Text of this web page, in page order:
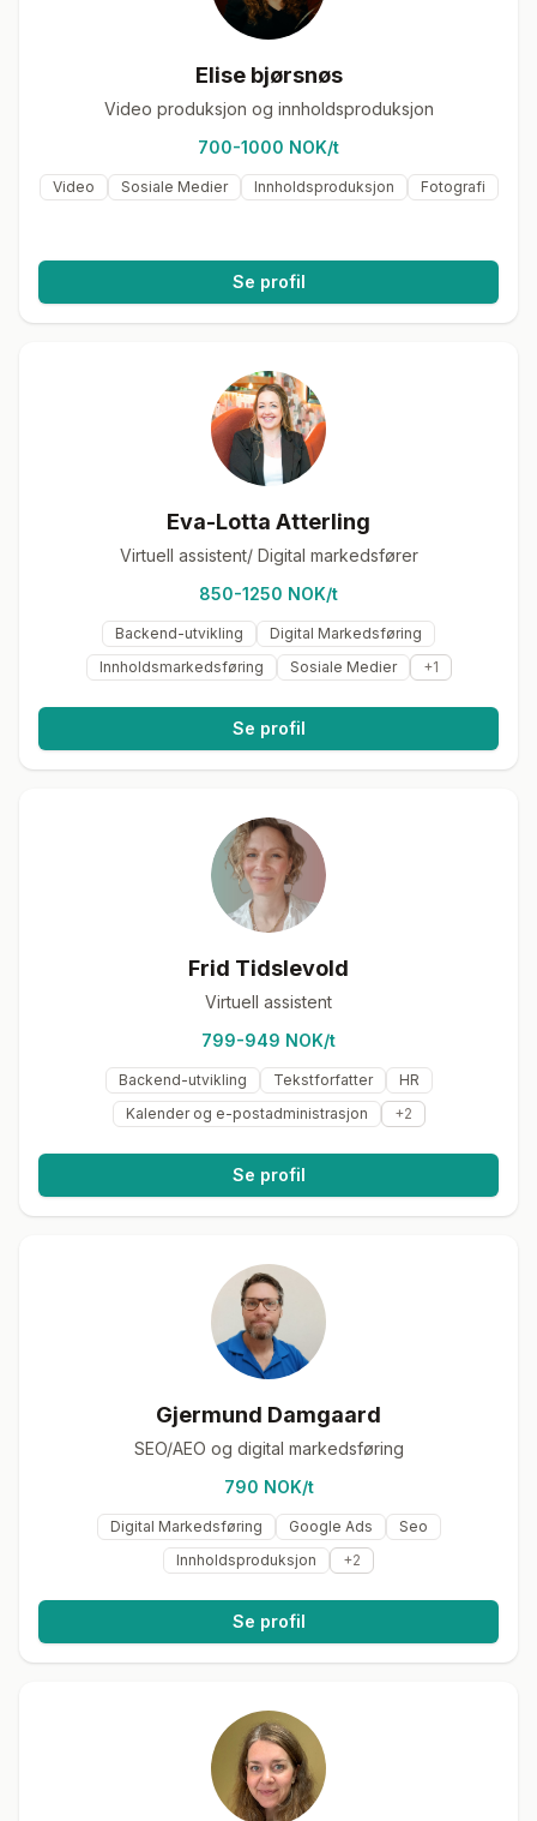
Elise bjørsnøs
Video produksjon og innholdsproduksjon
700-1000 NOK/t
Video Sosiale Medier Innholdsproduksjon Fotografi
Se profil
Eva-Lotta Atterling
Virtuell assistent/ Digital markedsfører
850-1250 NOK/t
Backend-utvikling
Digital Markedsføring
Innholdsmarkedsføring
Sosiale Medier +1
Se profil
Frid Tidslevold
Virtuell assistent
799-949 NOK/t
Backend-utvikling Tekstforfatter
HR
Kalender og e-postadministrasjon
+2
Se profil
Gjermund Damgaard
SEO/AEO og digital markedsføring
790 NOK/t
Digital Markedsføring Google Ads
Seo
Innholdsproduksjon
+2
Se profil